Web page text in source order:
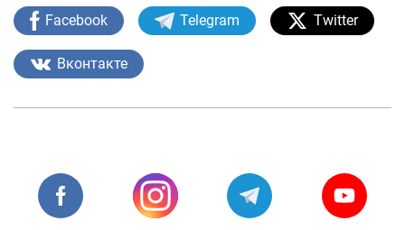
Facebook Telegram Twitter
Вконтакте